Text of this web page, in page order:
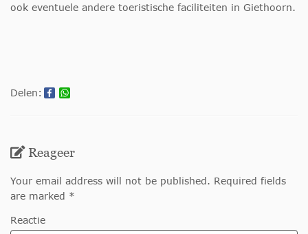
ook eventuele andere toeristische faciliteiten in Giethoorn.
Delen:
Reageer
Your email address will not be published. Required fields
are marked *
Reactie